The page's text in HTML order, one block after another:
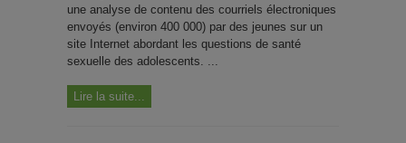
une analyse de contenu des courriels électroniques
envoyés (environ 400 000) par des jeunes sur un
site Internet abordant les questions de santé
sexuelle des adolescents. ...
Lire la suite...